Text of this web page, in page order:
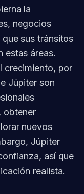
la
negocios
sus tránsitos
estas áreas.
crecimiento, por
Júpiter son
obtener
nuevos
Júpiter
así que
realista.